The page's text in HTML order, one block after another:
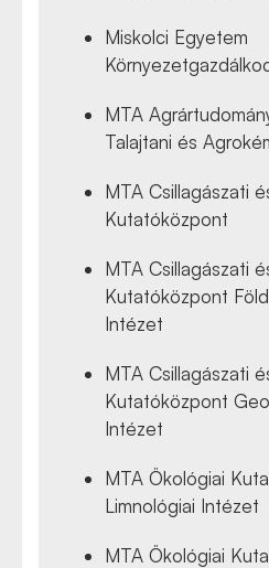
Miskolci Egyetem
MTA
Talajtani és
MTA Csillagászati
Kutatóközpont
MTA Csillagászati
Kutatóközpont
Intézet
MTA Csillagászati
Kutatóközpont
Intézet
MTA Ökológiai
Limnológiai Intézet
MTA Ökológiai